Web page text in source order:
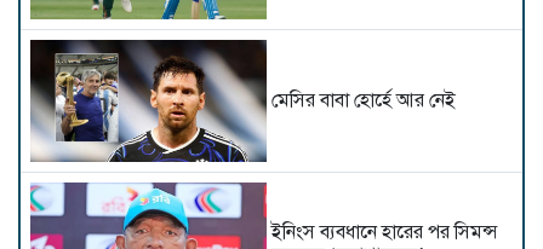
মেসির বাবা হোর্হে আর নেই
ইনিংস ব্যবধানে হারের পর সিমন্স